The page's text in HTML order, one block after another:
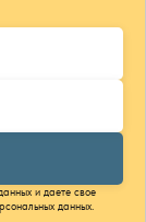
и даете свое
данных.